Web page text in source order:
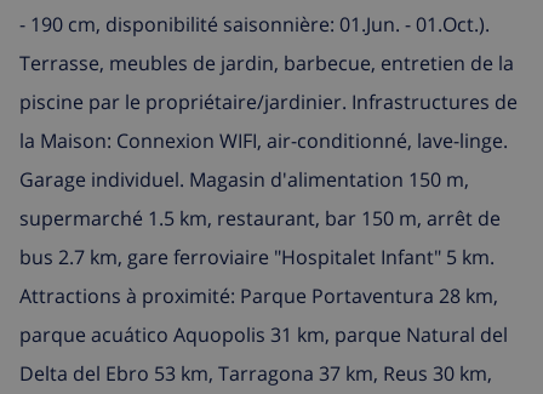
- 190 cm, disponibilité saisonnière: 01.Jun. - 01.Oct.).
Terrasse, meubles de jardin, barbecue, entretien de la
piscine par le propriétaire/jardinier. Infrastructures de
la Maison: Connexion WIFI, air-conditionné, lave-linge.
Garage individuel. Magasin d'alimentation 150 m,
supermarché 1.5 km, restaurant, bar 150 m, arrêt de
bus 2.7 km, gare ferroviaire "Hospitalet Infant" 5 km.
Attractions à proximité: Parque Portaventura 28 km,
parque acuático Aquopolis 31 km, parque Natural del
Delta del Ebro 53 km, Tarragona 37 km, Reus 30 km,